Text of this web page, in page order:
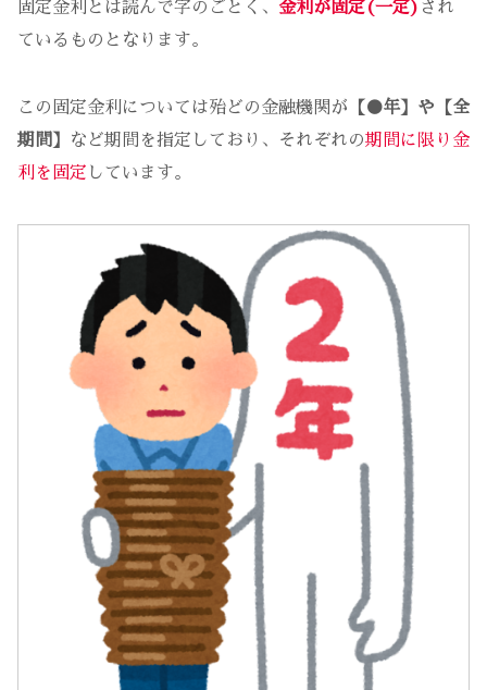
固定金利とは読んで字のごとく、 金利が固定(一定) され
ているものとなります。
この固定金利については殆どの金融機関が 【●年】や【全
期間】
など期間を指定しており、それぞれの期間に限り金
利を固定 しています。